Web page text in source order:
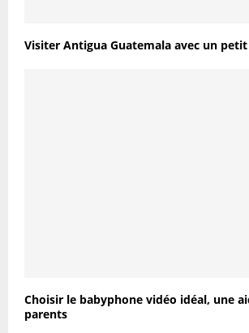
Visiter Antigua Guatemala avec un
Choisir le babyphone vidéo idéal, une
parents